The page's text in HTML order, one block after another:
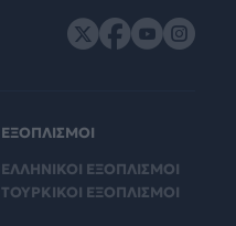
ΕΞΟΠΛΙΣΜΟΙ
ΕΛΛΗΝΙΚΟΙ ΕΞΟΠΛΙΣΜΟΙ
ΤΟΥΡΚΙΚΟΙ ΕΞΟΠΛΙΣΜΟΙ